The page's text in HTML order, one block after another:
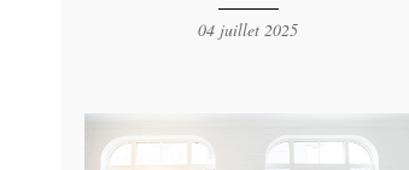
04 juillet 2025